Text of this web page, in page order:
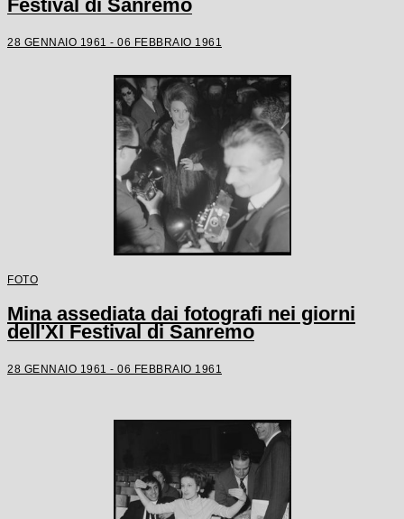
Festival di Sanremo
28 GENNAIO 1961 - 06 FEBBRAIO 1961
FOTO
Mina assediata dai fotografi nei giorni
dell'XI Festival di Sanremo
28 GENNAIO 1961 - 06 FEBBRAIO 1961